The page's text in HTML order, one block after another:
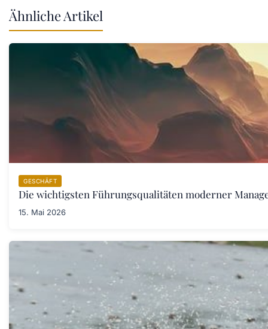
Ähnliche Artikel
GESCHÄFT
Die wichtigsten Führungsqualitäten moderner
15. Mai 2026